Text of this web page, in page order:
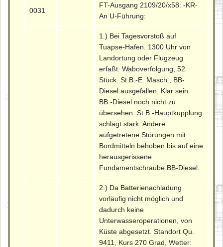
0031
FT-Ausgang 2109/20/x58: -KR-
An U-Führung:
1.) Bei Tagesvorstoß auf
Tuapse-Hafen. 1300 Uhr von
Landortung oder Flugzeug
erfaßt. Waboverfolgung, 52
Stück. St.B.-E. Masch., BB-
Diesel ausgefallen. Klar sein
BB.-Diesel noch nicht zu
übersehen. St.B.-Hauptkupplung
schlägt stark. Andere
aufgetretene Störungen mit
Bordmitteln behoben bis auf eine
herausgerissene
Fundamentschraube BB-Diesel.
2.) Da Batterienachladung
vorläufig nicht möglich und
dadurch keine
Unterwasseroperationen, von
Küste abgesetzt. Standort Qu.
9411, Kurs 270 Grad, Wetter: